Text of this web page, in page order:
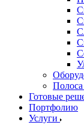
Полоса
Готовые
Портфолию
Услуги